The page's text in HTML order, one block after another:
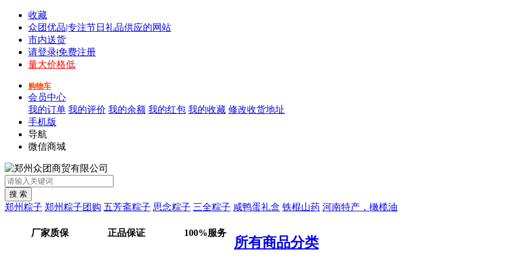
收藏
众团优品|专注节日礼品供应的网站
市内送货
请登录|免费注册
量大价格低
购物车
会员中心
我的订单 我的评价 我的余额 我的红包 我的收藏 修改收货地址
手机版
导航
微信商城
郑州粽子 郑州粽子团购 五芳斋粽子 思念粽子 三全粽子 咸鸭蛋礼盒 铁棍山药 河南特产，橄榄油
厂家质保 正品保证 100%服务
所有商品分类